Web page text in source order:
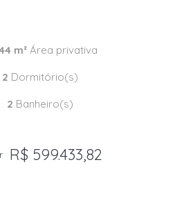
m²Área privativa
2 Dormitório(s)
2 Banheiro(s)
R$ 599.433,82